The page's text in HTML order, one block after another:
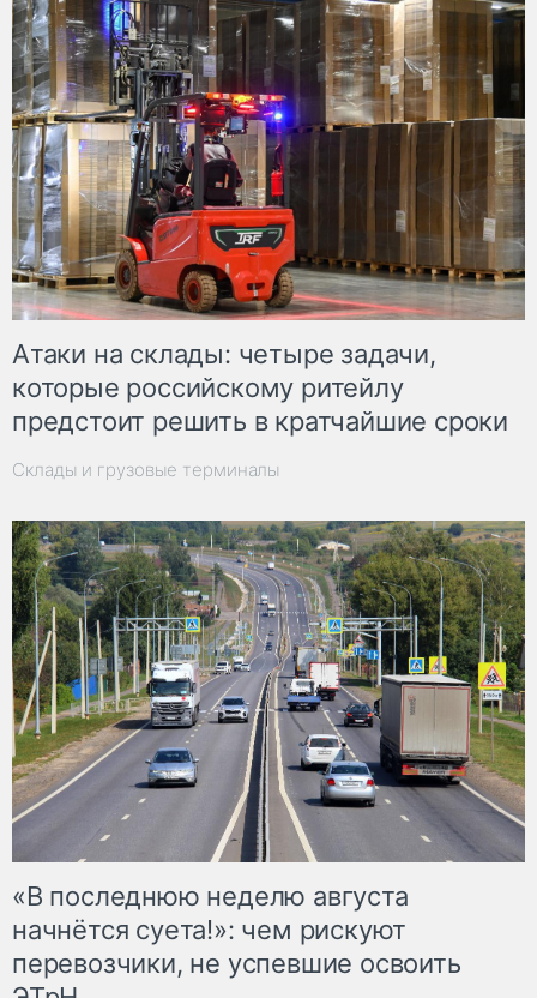
Атаки на склады: четыре задачи,
которые российскому ритейлу
предстоит решить в кратчайшие сроки
Склады и грузовые терминалы
«В последнюю неделю августа
начнётся суета!»: чем рискуют
перевозчики, не успевшие освоить